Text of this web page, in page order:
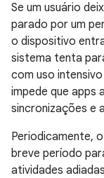
Se um usuário
parado por um
o dispositivo
sistema tenta
com uso
impede que apps
sincronizações e
Periodicamente,
breve período
atividades